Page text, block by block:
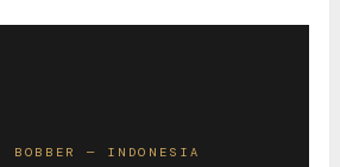
BOBBER — INDONESIA